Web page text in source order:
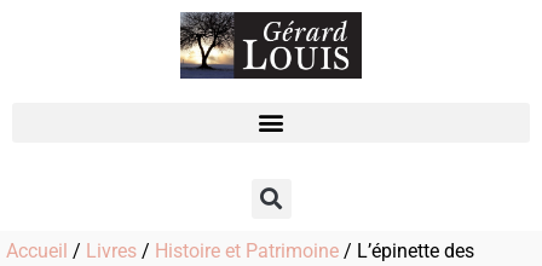
Accueil / Livres / Histoire et Patrimoine / L’épinette des